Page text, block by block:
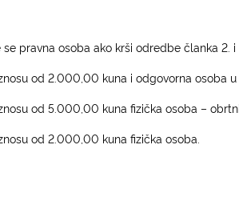
pravna osoba ako krši odredbe članka 2. i
od 2.000,00 kuna i odgovorna osoba u
od 5.000,00 kuna fizička osoba –
od 2.000,00 kuna fizička osoba.